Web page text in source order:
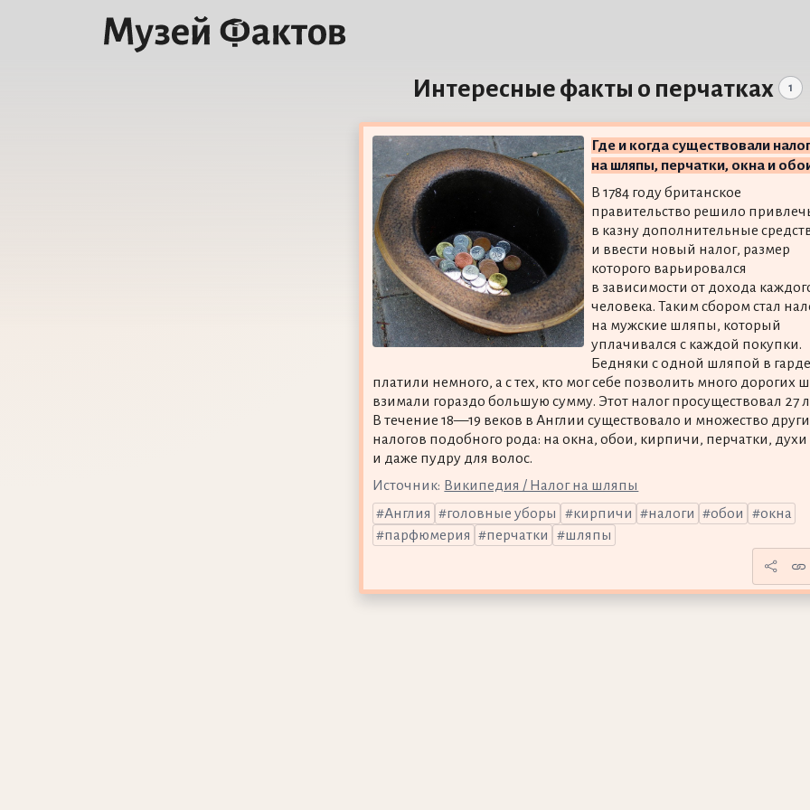
Интересные факты о перчатках 1
Где и когда существовали
на шляпы, перчатки, окна и
В 1784 году британское
правительство решило
в казну дополнительные
и ввести новый налог, размер
которого варьировался
в зависимости от дохода
человека. Таким сбором стал
на мужские шляпы, который
уплачивался с каждой покупки.
Бедняки с одной шляпой в
платили немного, а с тех, кто мог себе позволить много дорогих
взимали гораздо большую сумму. Этот налог просуществовал 27
В течение 18—19 веков в Англии существовало и множество
налогов подобного рода: на окна, обои, кирпичи, перчатки, духи
и даже пудру для волос.
Источник: Википедия / Налог на шляпы
Англия
головные уборы кирпичи налоги обои
окна
парфюмерия
перчатки шляпы